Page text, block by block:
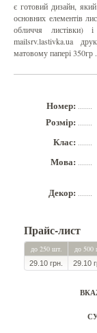
є готовий дизайн,
основних елементів
обличчя листівки)
mailsrv.lastivka.ua
матовому папері
Номер:
Розмір:
Клас:
Мова:
Декор:
Прайс-лист
до 250 шт.
до 500
29.10 грн. 29.10